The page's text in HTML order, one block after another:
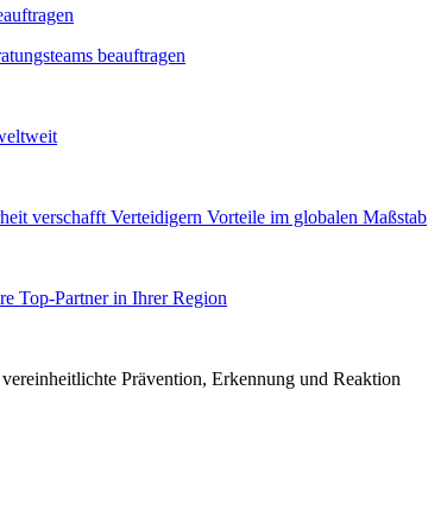
beauftragen
verschafft Verteidigern Vorteile im globalen Maßstab
Top-Partner in Ihrer Region
Prävention, Erkennung und Reaktion